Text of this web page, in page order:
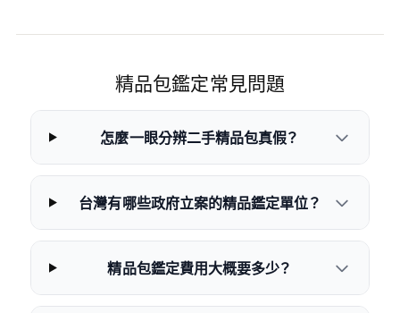
精品包鑑定常見問題
怎麼一眼分辨二手精品包真假？
台灣有哪些政府立案的精品鑑定單位？
精品包鑑定費用大概要多少？